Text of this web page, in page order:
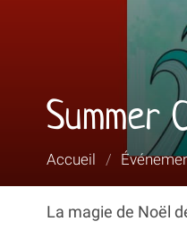
Summer
Vous
Accueil /
La magie de Noël